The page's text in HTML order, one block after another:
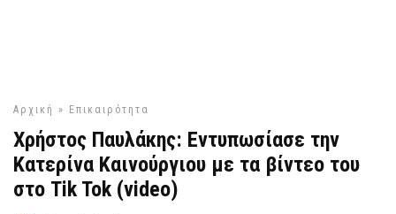
Αρχική » Επικαιρότητα
Χρήστος Παυλάκης: Εντυπωσίασε την
Κατερίνα Καινούργιου με τα βίντεο του
στο Tik Tok (video)